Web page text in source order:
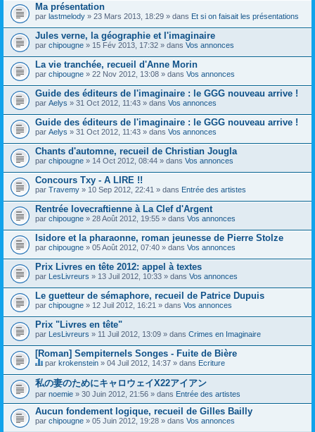
Ma présentation
par lastmelody » 23 Mars 2013, 18:29 » dans Et si on faisait les présentations
Jules verne, la géographie et l'imaginaire
par chipougne » 15 Fév 2013, 17:32 » dans Vos annonces
La vie tranchée, recueil d'Anne Morin
par chipougne » 22 Nov 2012, 13:08 » dans Vos annonces
Guide des éditeurs de l'imaginaire : le GGG nouveau arrive !
par Aelys » 31 Oct 2012, 11:43 » dans Vos annonces
Guide des éditeurs de l'imaginaire : le GGG nouveau arrive !
par Aelys » 31 Oct 2012, 11:43 » dans Vos annonces
Chants d'automne, recueil de Christian Jougla
par chipougne » 14 Oct 2012, 08:44 » dans Vos annonces
Concours Txy - A LIRE !!
par Travemy » 10 Sep 2012, 22:41 » dans Entrée des artistes
Rentrée lovecraftienne à La Clef d'Argent
par chipougne » 28 Août 2012, 19:55 » dans Vos annonces
Isidore et la pharaonne, roman jeunesse de Pierre Stolze
par chipougne » 05 Août 2012, 07:40 » dans Vos annonces
Prix Livres en tête 2012: appel à textes
par LesLivreurs » 13 Juil 2012, 10:33 » dans Vos annonces
Le guetteur de sémaphore, recueil de Patrice Dupuis
par chipougne » 12 Juil 2012, 16:21 » dans Vos annonces
Prix "Livres en tête"
par LesLivreurs » 11 Juil 2012, 13:09 » dans Crimes en Imaginaire
[Roman] Sempiternels Songes - Fuite de Bière
C
e
s
u
j
e
t
par krokenstein » 04 Juil 2012, 14:37 » dans Ecriture
私の妻のためにキャロウェイX22アイアン
par noemie » 30 Juin 2012, 21:56 » dans Entrée des artistes
Aucun fondement logique, recueil de Gilles Bailly
par chipougne » 05 Juin 2012, 19:28 » dans Vos annonces